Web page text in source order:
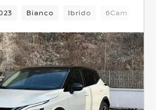
Bianco Ibrido 6Cambio